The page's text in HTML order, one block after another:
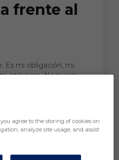
frente al
Es mi obligación, mi
otra cosa. No puedo
de que me ...
agree to the storing of cookies on
analyze site usage, and assist